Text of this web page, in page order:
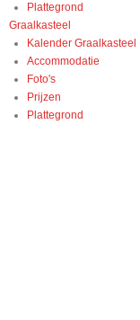
Plattegrond
Graalkasteel
Kalender Graalkasteel
Accommodatie
Foto's
Prijzen
Plattegrond